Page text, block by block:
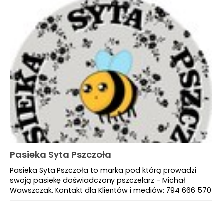
Pasieka Syta Pszczoła
Pasieka Syta Pszczoła to marka pod którą prowadzi
swoją pasiekę doświadczony pszczelarz - Michał
Wawszczak. Kontakt dla Klientów i mediów: 794 666 570